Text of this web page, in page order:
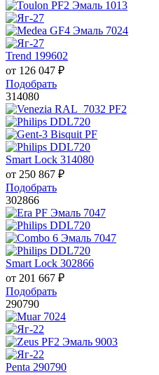
Trend 199602
от 126 047 ₽
Подобрать
314080
Smart Lock 314080
от 250 867 ₽
Подобрать
302866
Smart Lock 302866
от 201 667 ₽
Подобрать
290790
Penta 290790